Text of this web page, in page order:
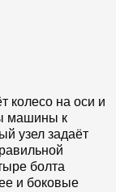
колесо на оси и
машины к
узел задаёт
болта
и боковые